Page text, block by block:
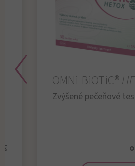
€
OMNi-BiOTiC®
Zvýšené pečeňové